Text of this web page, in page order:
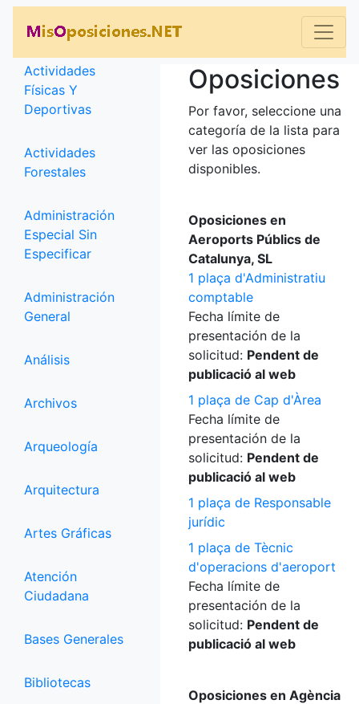
Categorías
Actividades
Físicas Y
Deportivas
Actividades
Forestales
Administración
Especial Sin
Especificar
Administración
General
Análisis
Archivos
Arqueología
Arquitectura
Artes Gráficas
Atención
Ciudadana
Bases Generales
Bibliotecas
Oposiciones
Por favor, seleccione una
categoría de la lista para
ver las oposiciones
disponibles.
Oposiciones en
Aeroports Públics de
Catalunya, SL
1 plaça d'Administratiu
comptable
Fecha límite de
presentación de la
solicitud: Pendent de
publicació al web
1 plaça de Cap d'Àrea
Fecha límite de
presentación de la
solicitud: Pendent de
publicació al web
1 plaça de Responsable
jurídic
1 plaça de Tècnic
d'operacions d'aeroport
Fecha límite de
presentación de la
solicitud: Pendent de
publicació al web
Oposiciones en Agència